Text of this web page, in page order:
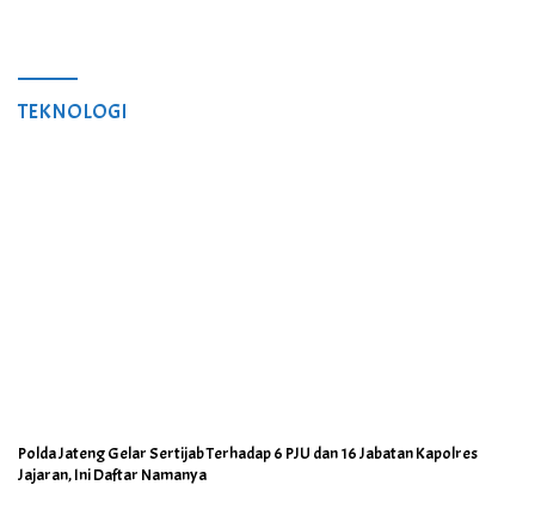
TEKNOLOGI
Polda Jateng Gelar Sertijab Terhadap 6 PJU dan 16 Jabatan Kapolres
Jajaran, Ini Daftar Namanya